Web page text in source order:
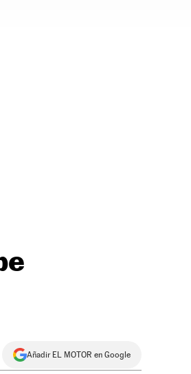
Añadir EL MOTOR en Google